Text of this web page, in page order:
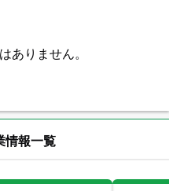
ありません。
情報一覧